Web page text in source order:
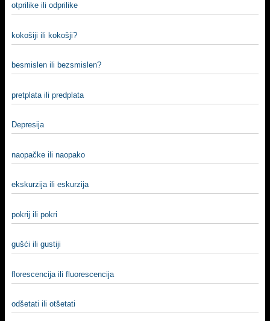
otprilike ili odprilike
kokošiji ili kokošji?
besmislen ili bezsmislen?
pretplata ili predplata
Depresija
naopačke ili naopako
ekskurzija ili eskurzija
pokrij ili pokri
gušći ili gustiji
florescencija ili fluorescencija
odšetati ili otšetati